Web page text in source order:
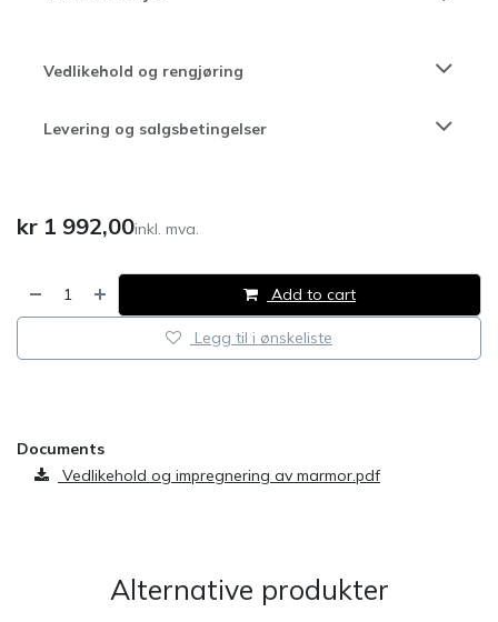
Vedlikehold og rengjøring
Levering og salgsbetingelser
kr 1 992,00inkl. mva.
Add to cart
Legg til i ønskeliste
Documents
Vedlikehold og impregnering av marmor.pdf
Alternative produkter